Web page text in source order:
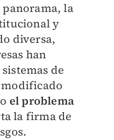
panorama, la
y
diversa,
han
de
el problema
la firma de